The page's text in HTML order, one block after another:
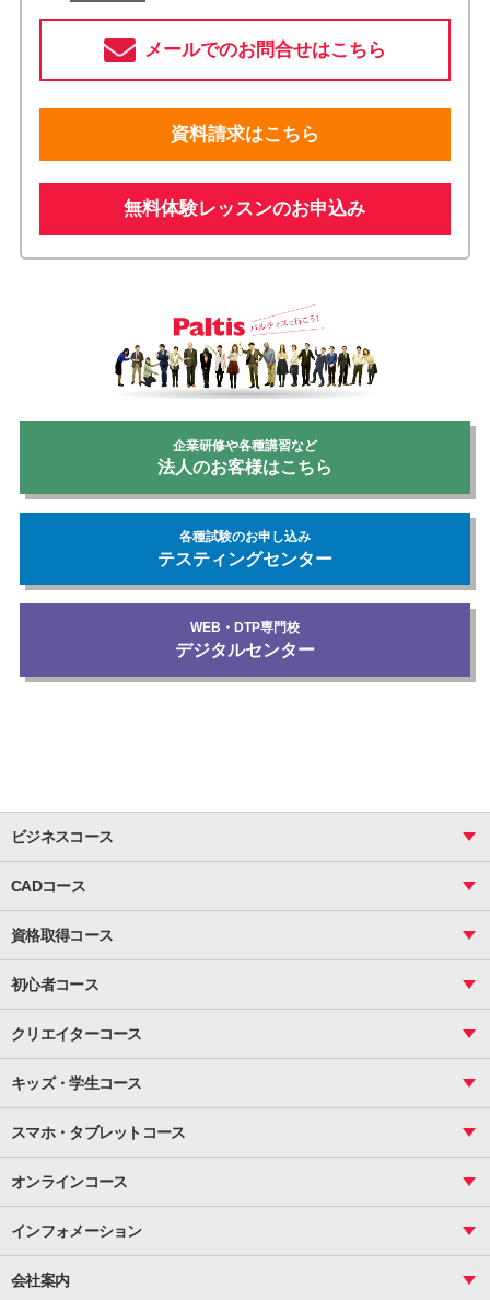
メールでのお問合せはこちら
資料請求はこちら
無料体験レッスンのお申込み
企業研修や各種講習など
法人のお客様はこちら
各種試験のお申し込み
テスティングセンター
WEB・DTP専門校
デジタルセンター
ビジネスコース
関数
ピボットテーブル
マクロ
資料作成（基礎）
資料作成（応用）
プレゼンスキル
Word
文書作成（応用）
文書作成（デザイン活用）
Access
データベース活用
CADコース
図面作成（基礎）
図面作成（応用）
資格取得コース
VBAエキスパート
ビジネス統計
CS
サーティファイ
初心者コース
案内文書・レター・はがき・POP作成
インターネット活用
メール活用
クリエイターコース
基礎
応用
Illustrator
基礎
応用
HTML/CSS
InDesign
Basic
キッズ・学生コース
プライマリー（年長～小２）
スタンダード（小３～小６）
マインクラフト（年長～小６）
パソコンコース
中学生コース
高校生コース
スマホ・タブレットコース
初めてのLINE
初めてのInstagram
初めてのTwitter
初めてのfacebook
オンラインコース
インフォメーション
パルティスの特徴
会社案内